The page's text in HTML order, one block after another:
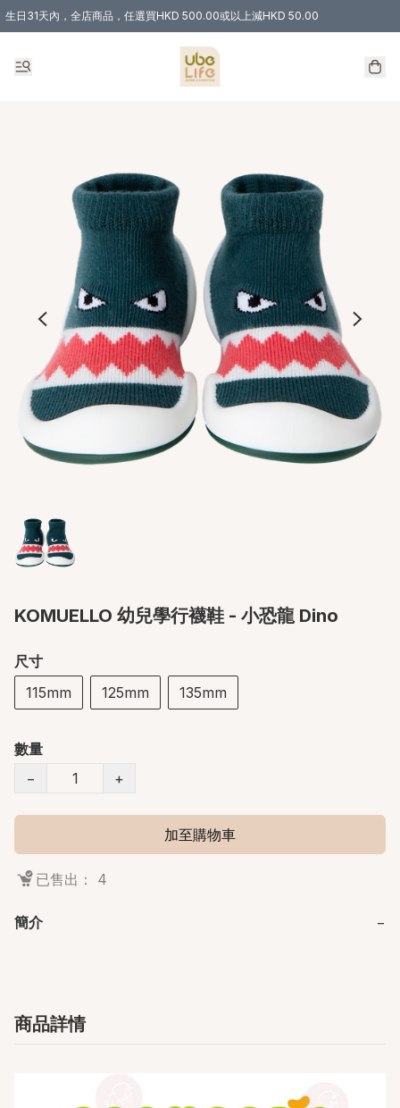
生日31天內，全店商品，任選買HKD 500.00或以上減HKD 50.00
購物滿 HKD 300.00即享免運費優惠！（適用於 特定的送貨方式 )
KOMUELLO 幼兒學行襪鞋 - 小恐龍 Dino
尺寸
115mm
125mm 135mm
數量
−
+
加至購物車
已售出： 4
簡介 −
商品詳情